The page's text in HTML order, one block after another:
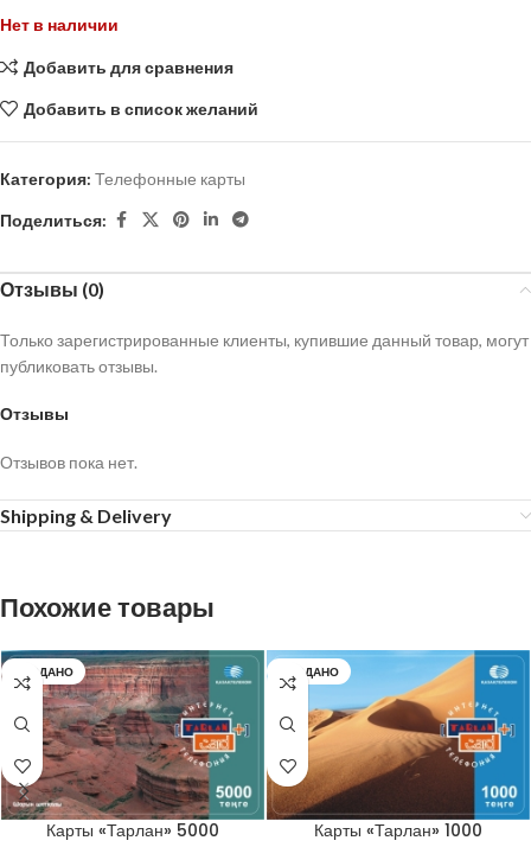
Нет в наличии
Добавить для сравнения
Добавить в список желаний
Категория: Телефонные карты
Поделиться:
Отзывы (0)
Отзывы
Отзывов пока нет.
Только зарегистрированные клиенты, купившие данный товар, могут
публиковать отзывы.
Shipping & Delivery
Похожие товары
ПРОДАНО
Карты «Тарлан» 5000
ПРОДАНО
Карты «Тарлан» 1000